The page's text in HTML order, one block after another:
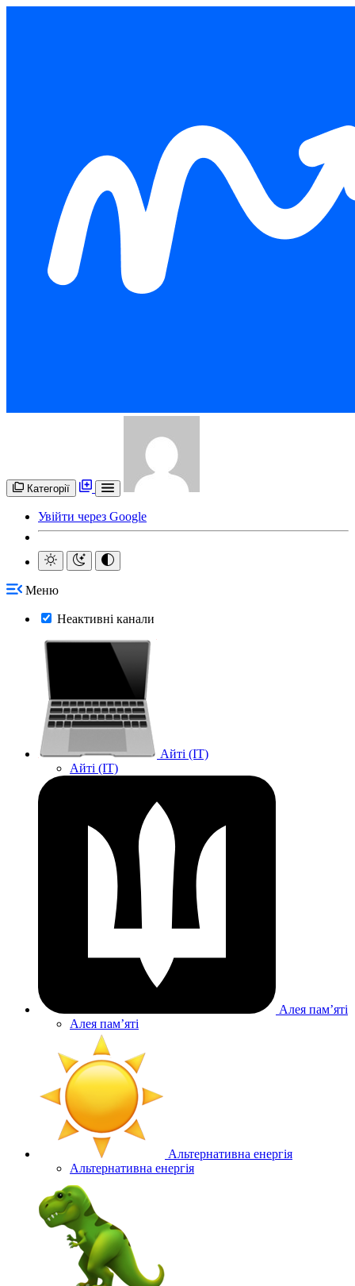
Категорії
Увійти через Google
Меню
Неактивні канали
Айті (IT)
Айті (IT)
Алея памʼяті
Алея памʼяті
Альтернативна енергія
Альтернативна енергія